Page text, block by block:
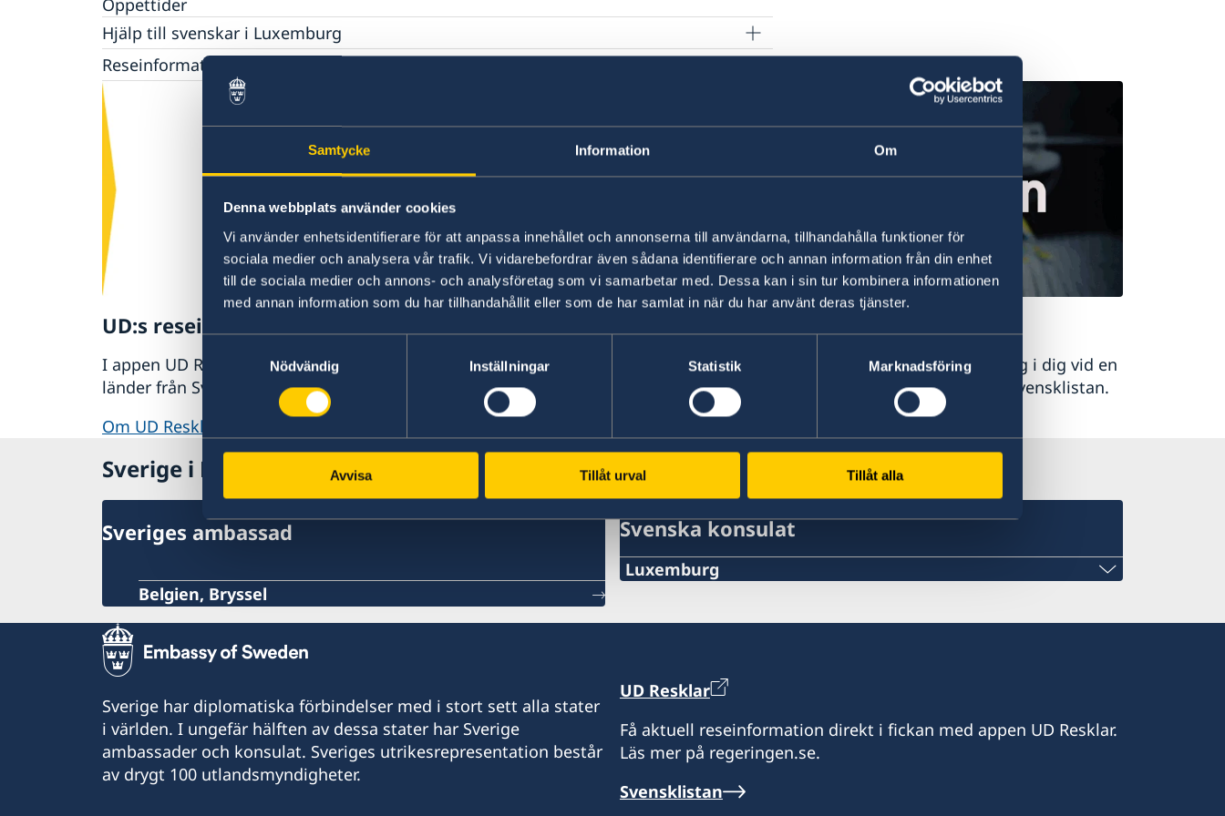
Samtycke Information Om
Denna webbplats använder cookies
Vi använder enhetsidentifierare för att anpassa innehållet och annonserna till användarna, tillhandahålla funktioner för
sociala medier och analysera vår trafik. Vi vidarebefordrar även sådana identifierare och annan information från din enhet
till de sociala medier och annons- och analysföretag som vi samarbetar med. Dessa kan i sin tur kombinera informationen
med annan information som du har tillhandahållit eller som de har samlat in när du har använt deras tjänster.
Nödvändig
Inställningar Statistik Marknadsföring
Avvisa Tillåt urval Tillåt alla
Öppettider
Hjälp till svenskar i Luxemburg
Rösta i Luxemburg
Pass utomlands
Provisoriskt pass
Samordningsnummer
Hjälp kring medborgarskap
Ansökan om att få behålla svenskt medborgarskap
Återfå svenskt medborgarskap
Gifta sig utomlands
Legaliseringar/apostille
Reseinformation
Ambassadens reseinformation
Aktuella händelser
Allmänna säkerhetsläget
Terrorism
Naturförhållanden och katastrofer
In- och utresebestämmelser
Hälso- och sjukvård
Lokala lagar och sedvänjor
Kriminalitet och personlig säkerhet
Trafiksäkerhet
Övriga upplysningar
UD:s reseinformation direkt i fickan
I appen UD Resklar finns råd och reseinformation om världens
länder från Sveriges ambassader.
Om UD Resklar på regeringen.se
Om du vill att UD eller ambassaden ska kunna få tag i dig vid en
större krissituation i landet kan du anmäla dig till svensklistan.
Sverige i Luxemburg
Sveriges ambassad
Belgien, Bryssel
Svenska konsulat
Luxemburg
NÖDNUMMER VID AKUTA FALL
E-POSTADRESS
sweconlux@pt.lu
Sverige har diplomatiska förbindelser med i stort sett alla stater
i världen. I ungefär hälften av dessa stater har Sverige
ambassader och konsulat. Sveriges utrikesrepresentation består
av drygt 100 utlandsmyndigheter.
UD Resklar
Få aktuell reseinformation direkt i fickan med appen UD Resklar.
Läs mer på regeringen.se.
Svensklistan